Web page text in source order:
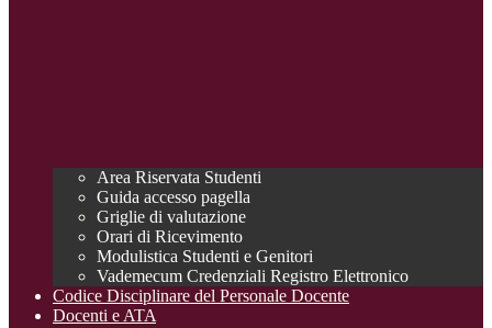
Area Riservata Studenti
Guida accesso pagella
Griglie di valutazione
Orari di Ricevimento
Modulistica Studenti e Genitori
Vademecum Credenziali Registro Elettronico
Codice Disciplinare del Personale Docente
Docenti e ATA